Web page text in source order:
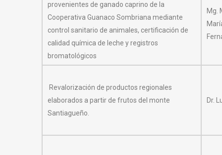
provenientes de ganado caprino de la
Cooperativa Guanaco Sombriana mediante
control sanitario de animales, certificación de
calidad química de leche y registros
bromatológicos
Mg.
Revalorización de productos regionales
elaborados a partir de frutos del monte
Santiagueño.
Dr.